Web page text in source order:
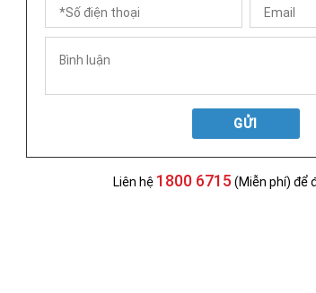
GỬI
Liên hệ 1800 6715 (Miễn phí) để